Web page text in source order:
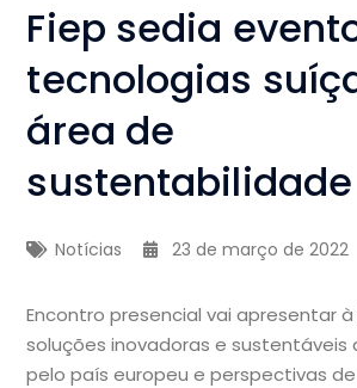
Fiep sedia
tecnologias
área de
sustentabilidade
Notícias 23 de março de 2022
Encontro presencial vai apresentar
soluções inovadoras e sustentáveis
pelo país europeu e perspectivas